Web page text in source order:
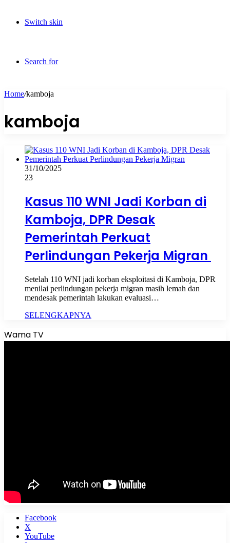
Switch skin
Search for
Home/kamboja
kamboja
31/10/2025
23
Kasus 110 WNI Jadi Korban di
Kamboja, DPR Desak
Pemerintah Perkuat
Perlindungan Pekerja Migran
Setelah 110 WNI jadi korban eksploitasi di Kamboja, DPR
menilai perlindungan pekerja migran masih lemah dan
mendesak pemerintah lakukan evaluasi…
SELENGKAPNYA
Wama TV
Facebook
X
YouTube